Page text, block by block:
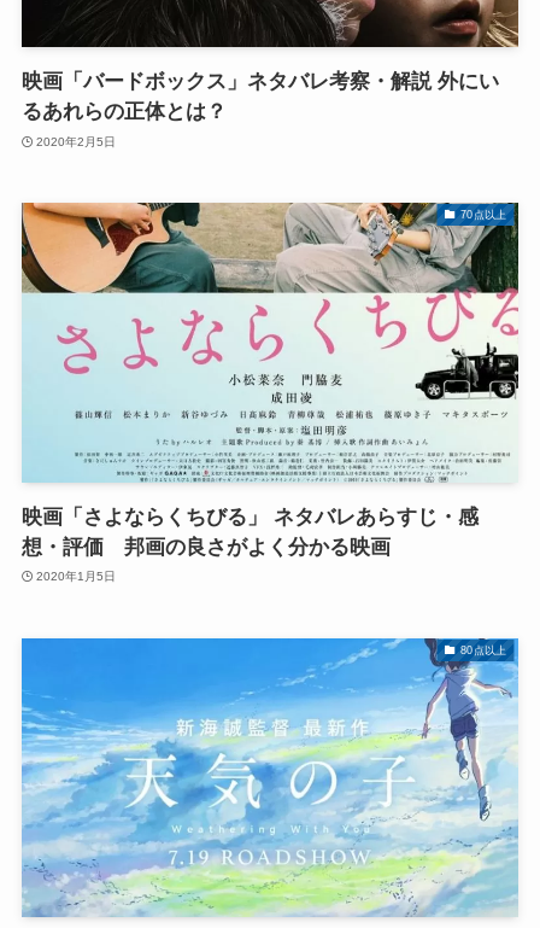
映画「バードボックス」ネタバレ考察・解説 外にい
るあれらの正体とは？
2020年2月5日
70点以上
映画「さよならくちびる」 ネタバレあらすじ・感
想・評価 邦画の良さがよく分かる映画
2020年1月5日
80点以上